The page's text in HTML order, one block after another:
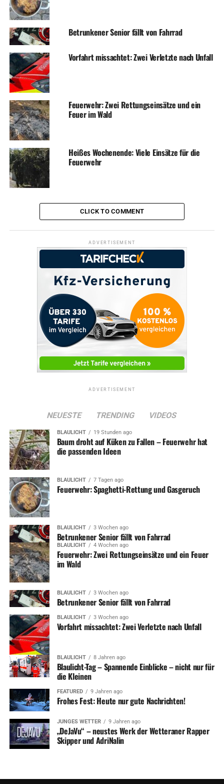
Betrunkener Senior fällt von Fahrrad
Vorfahrt missachtet: Zwei Verletzte nach Unfall
Feuerwehr: Zwei Rettungseinsätze und ein
Feuer im Wald
Heißes Wochenende: Viele Einsätze für die
Feuerwehr
CLICK TO COMMENT
ADVERTISEMENT
ADVERTISEMENT
NEUESTE TRENDING VIDEOS
BLAULICHT 19 Stunden ago
Baum droht auf Küken zu Fallen – Feuerwehr hat
die passenden Ideen
BLAULICHT 7 Tagen ago
Feuerwehr: Spaghetti-Rettung und Gasgeruch
BLAULICHT 3 Wochen ago
Betrunkener Senior fällt von Fahrrad
BLAULICHT 4 Wochen ago
Feuerwehr: Zwei Rettungseinsätze und ein Feuer
im Wald
BLAULICHT 3 Wochen ago
Betrunkener Senior fällt von Fahrrad
BLAULICHT 3 Wochen ago
Vorfahrt missachtet: Zwei Verletzte nach Unfall
BLAULICHT 8 Jahren ago
Blaulicht-Tag – Spannende Einblicke – nicht nur für
die Kleinen
FEATURED 9 Jahren ago
Frohes Fest: Heute nur gute Nachrichten!
JUNGES WETTER 9 Jahren ago
„DeJaVu“ – neustes Werk der Wetteraner Rapper
Skipper und AdriNalin